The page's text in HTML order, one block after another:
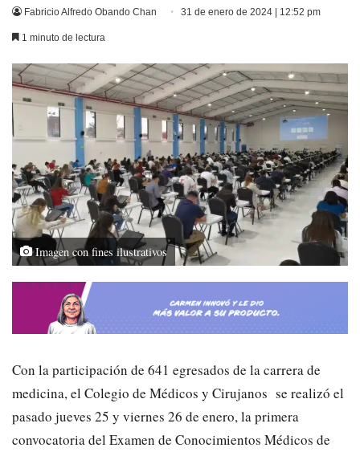
Fabricio Alfredo Obando Chan 31 de enero de 2024 | 12:52 pm
1 minuto de lectura
Imagen con fines ilustrativos
Con la participación de 641 egresados de la carrera de
medicina, el Colegio de Médicos y Cirujanos se realizó el
pasado jueves 25 y viernes 26 de enero, la primera
convocatoria del Examen de Conocimientos Médicos de